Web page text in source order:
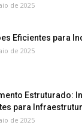
de 2025
Eficientes para
de 2025
Estruturado:
para
de 2025